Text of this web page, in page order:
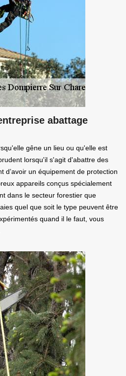
abattage
gêne un lieu ou qu'elle est
lorsqu'il s'agit d'abattre des
d’avoir un équipement de protection
appareils conçus spécialement
dans le secteur forestier que
quel que soit le type peuvent être
quand il le faut, vous